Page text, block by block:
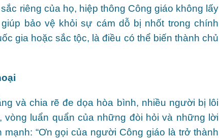
riêng của họ, hiệp thông Công giáo không lấy
bảo vệ khỏi sự cám dỗ bị nhốt trong chính
gia hoặc sắc tộc, là điều có thể biến thành chủ
và chia rẽ đe dọa hòa bình, nhiều người bị lôi
luẩn quẩn của những đòi hỏi và những lời
“Ơn gọi của người Công giáo là trở thành